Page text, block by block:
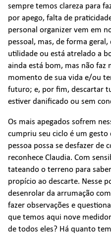
sempre temos clareza para
por apego, falta de
personal organizer vem em
pessoal, mas, de forma
utilidade ou está atrelado a
ainda está bom, mas não faz
momento de sua vida e/ou
futuro; e, por fim, descartar
estiver danificado ou sem
Os mais apegados sofrem
cumpriu seu ciclo é um gesto
pessoa possa se desfazer de
reconhece Claudia. Com
tateando o terreno para
propício ao descarte. Nesse
desenrolar da arrumação
fazer observações e
que temos aqui nove
de todos eles? Há quanto